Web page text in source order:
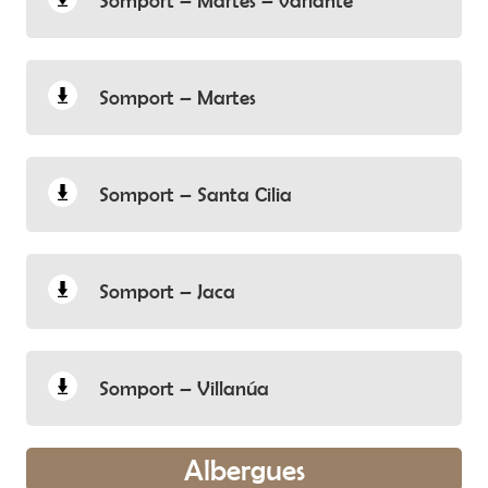
SOMPORT
de puerto (1520 m), junto a la calzada
romana, rodeado por los extensos pastos
cabezas de ganado. En él se acogía a los
exhaustos peregrinos y recibían alojamiento y
comida antes de reemprender su marcha
hacia Jaca, que era el siguiente fin de etapa.
están claros pero en el Libro de las
peregrinaciones del Códice Calixtino se lo
Somport – Martes
Somport – Santa Cilia
Somport – Jaca
Somport – Villanúa
Albergues